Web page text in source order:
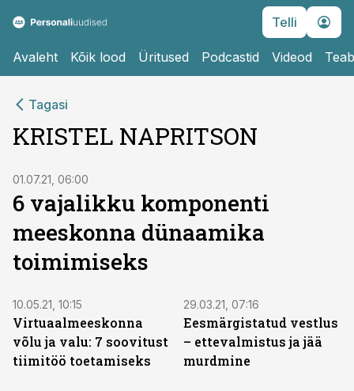
Telli
Avaleht Kõik lood Üritused Podcastid Videod
Tagasi
KRISTEL NAPRITSON
01.07.21, 06:00
6 vajalikku komponenti
meeskonna dünaamika
toimimiseks
10.05.21, 10:15
Virtuaalmeeskonna
võlu ja valu: 7 soovitust
tiimitöö toetamiseks
29.03.21, 07:16
Eesmärgistatud vestlus
– ettevalmistus ja jää
murdmine